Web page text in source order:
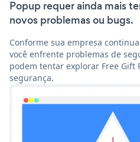
Popup requer ainda mais
novos problemas ou bugs.
Conforme sua empresa
você enfrente problemas de
podem tentar explorar Free
segurança.